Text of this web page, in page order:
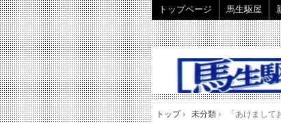
トップページ 馬生駆屋
トップ› 未分類 › 「あけまして